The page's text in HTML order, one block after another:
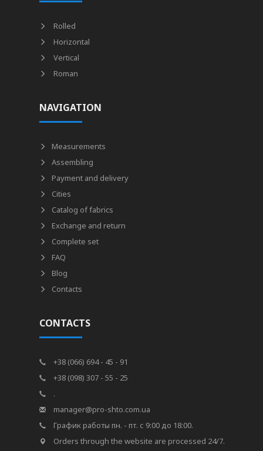
Rolled
Horizontal
Vertical
Roman
NAVIGATION
Measurements
Assembling
Payment and delivery
Cities
Catalog of fabrics
Exchange and return
Complete set
FAQ
Blog
Contacts
CONTACTS
+38 (066) 694 - 45 - 91
+38 (098) 307 - 55 - 25
.
manager@pro-shto.com.ua
График работы пн. - пт. с 9:00 до 18:00.
Orders through the website are processed 24/7.